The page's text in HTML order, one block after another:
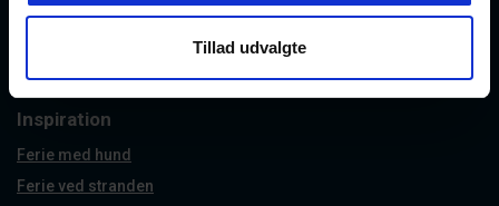
Tillad udvalgte
Bork Havn
Inspiration
Ferie med hund
Ferie ved stranden